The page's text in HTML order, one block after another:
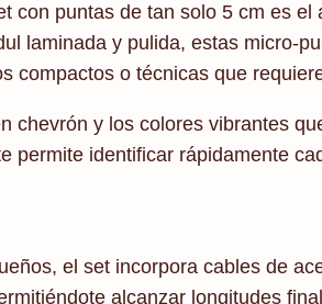
puntas de tan solo 5 cm es
laminada y pulida, estas micro-
compactos o técnicas que
chevrón y los colores vibrantes
permite identificar rápidamente
el set incorpora cables de
alcanzar longitudes